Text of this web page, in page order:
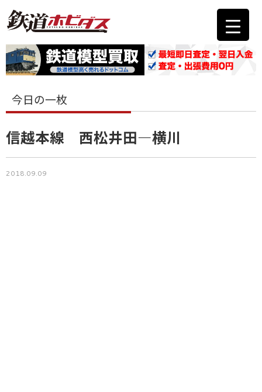
今日の一枚
信越本線 西松井田―横川
2018.09.09